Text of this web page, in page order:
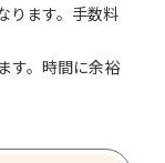
ります。手数料
す。時間に余裕